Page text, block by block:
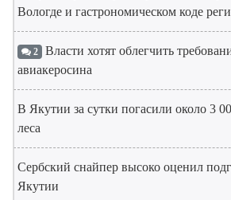
Вологде и гастрономическом коде
2 Власти хотят облегчить
авиакеросина
В Якутии за сутки погасили около 3
леса
Сербский снайпер высоко оценил
Якутии